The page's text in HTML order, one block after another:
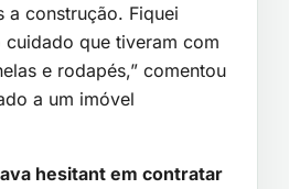
a construção. Fiquei
que tiveram com
e rodapés,” comentou
a um imóvel
hesitant em contratar